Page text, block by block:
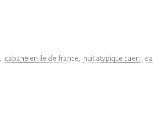
cabane en ile de france nuit atypique caen